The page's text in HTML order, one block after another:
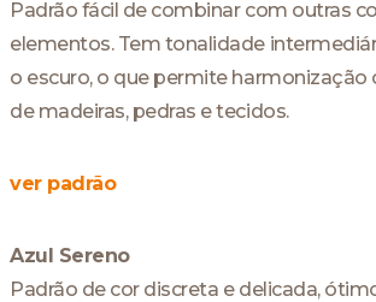
Padrão fácil de combinar com outras
elementos. Tem tonalidade
o escuro, o que permite
de madeiras, pedras e tecidos.
ver padrão
Azul Sereno
Padrão de cor discreta e delicada,